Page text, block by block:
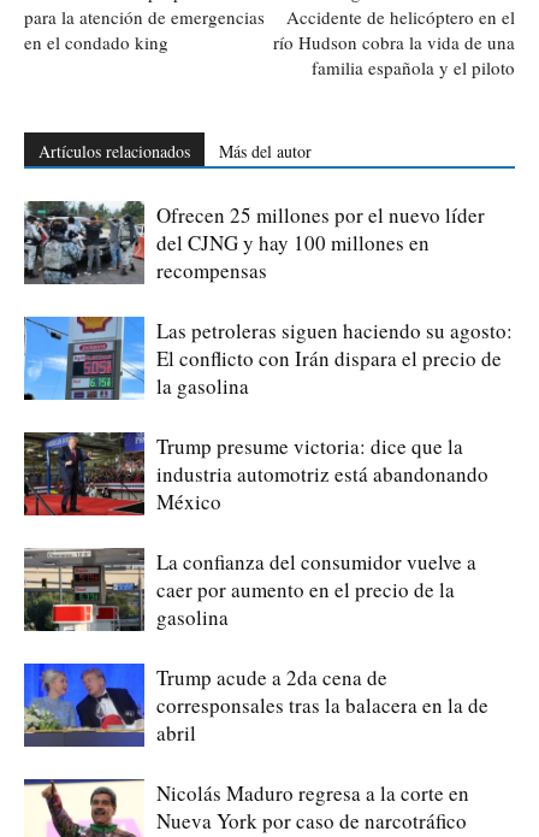
para la atención de emergencias
en el condado king
Accidente de helicóptero en el
río Hudson cobra la vida de una
familia española y el piloto
Artículos relacionados Más del autor
Ofrecen 25 millones por el nuevo líder
del CJNG y hay 100 millones en
recompensas
Las petroleras siguen haciendo su agosto:
El conflicto con Irán dispara el precio de
la gasolina
Trump presume victoria: dice que la
industria automotriz está abandonando
México
La confianza del consumidor vuelve a
caer por aumento en el precio de la
gasolina
Trump acude a 2da cena de
corresponsales tras la balacera en la de
abril
Nicolás Maduro regresa a la corte en
Nueva York por caso de narcotráfico